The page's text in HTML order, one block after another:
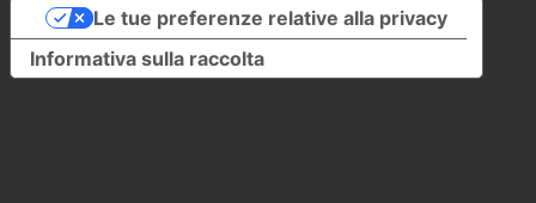
Informativa sulla raccolta
Le tue preferenze relative alla privacy